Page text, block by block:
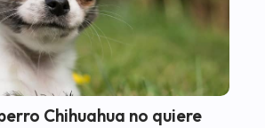
Chihuahua no quiere